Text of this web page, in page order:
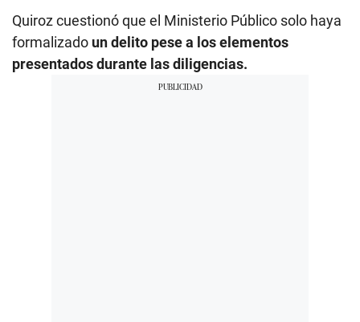
Quiroz cuestionó que el Ministerio Público solo haya
formalizado un delito pese a los elementos
presentados durante las diligencias.